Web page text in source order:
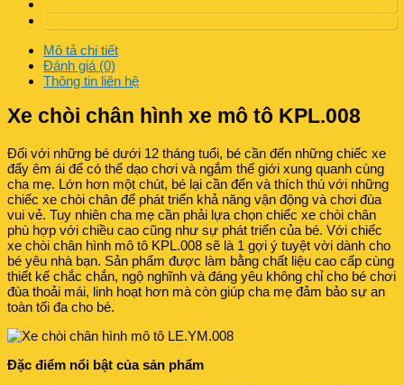
Mô tả chi tiết
Đánh giá (0)
Thông tin liên hệ
Xe chòi chân hình xe mô tô KPL.008
Đối với những bé dưới 12 tháng tuổi, bé cần đến những chiếc xe
đẩy êm ái để có thể dạo chơi và ngắm thế giới xung quanh cùng
cha mẹ. Lớn hơn một chút, bé lại cần đến và thích thú với những
chiếc xe chòi chân để phát triển khả năng vận động và chơi đùa
vui vẻ. Tuy nhiên cha mẹ cần phải lựa chọn chiếc xe chòi chân
phù hợp với chiều cao cũng như sự phát triển của bé. Với chiếc
xe chòi chân hình mô tô KPL.008 sẽ là 1 gợi ý tuyệt vời dành cho
bé yêu nhà bạn. Sản phẩm được làm bằng chất liệu cao cấp cùng
thiết kế chắc chắn, ngộ nghĩnh và đáng yêu không chỉ cho bé chơi
đùa thoải mái, linh hoạt hơn mà còn giúp cha mẹ đảm bảo sự an
toàn tối đa cho bé.
Đặc điểm nổi bật của sản phẩm